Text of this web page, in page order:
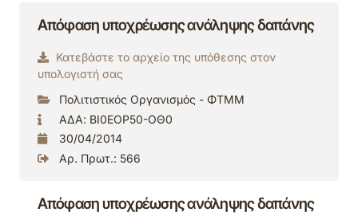
Απόφαση υποχρέωσης ανάληψης δαπάνης
Κατεβάστε το αρχείο της υπόθεσης στον
υπολογιστή σας
Πολιτιστικός Οργανισμός - ΦΤΜΜ
ΑΔΑ: ΒΙ0ΕΟΡ50-ΟΘ0
30/04/2014
Αρ. Πρωτ.: 566
Απόφαση υποχρέωσης ανάληψης δαπάνης